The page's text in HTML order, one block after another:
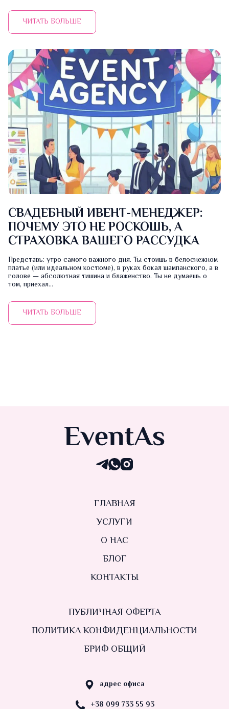
ЧИТАТЬ БОЛЬШЕ
СВАДЕБНЫЙ ИВЕНТ-МЕНЕДЖЕР:
ПОЧЕМУ ЭТО НЕ РОСКОШЬ, А
СТРАХОВКА ВАШЕГО РАССУДКА
Представь: утро самого важного дня. Ты стоишь в белоснежном
платье (или идеальном костюме), в руках бокал шампанского, а в
голове — абсолютная тишина и блаженство. Ты не думаешь о
том, приехал...
ЧИТАТЬ БОЛЬШЕ
ГЛАВНАЯ
УСЛУГИ
О НАС
БЛОГ
КОНТАКТЫ
ПУБЛИЧНАЯ ОФЕРТА
ПОЛИТИКА КОНФИДЕНЦИАЛЬНОСТИ
БРИФ ОБЩИЙ
адрес офиса
+38 099 733 55 93